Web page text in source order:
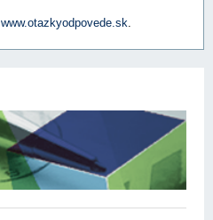
www.otazkyodpovede.sk.